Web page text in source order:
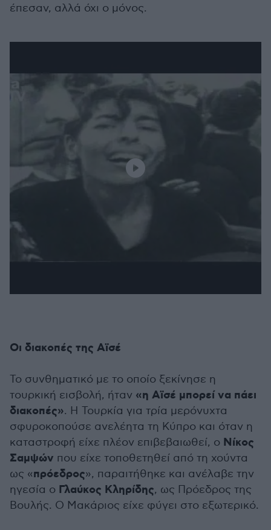
έπεσαν, αλλά όχι ο μόνος.
Οι διακοπές της Αϊσέ
Το συνθηματικό με το οποίο ξεκίνησε η
τουρκική εισβολή, ήταν «η Αϊσέ μπορεί να πάει
διακοπές». Η Τουρκία για τρία μερόνυχτα
σφυροκοπούσε ανελέητα τη Κύπρο και όταν η
καταστροφή είχε πλέον επιβεβαιωθεί, ο Νίκος
Σαμψών που είχε τοποθετηθεί από τη χούντα
ως «πρόεδρος», παραιτήθηκε και ανέλαβε την
ηγεσία ο Γλαύκος Κληρίδης, ως Πρόεδρος της
Βουλής. Ο Μακάριος είχε φύγει στο εξωτερικό.